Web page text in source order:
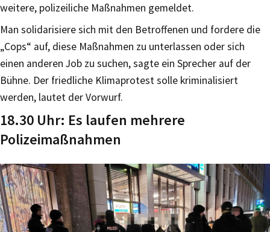
weitere, polizeiliche Maßnahmen gemeldet.
Man solidarisiere sich mit den Betroffenen und fordere die
„Cops“ auf, diese Maßnahmen zu unterlassen oder sich
einen anderen Job zu suchen, sagte ein Sprecher auf der
Bühne. Der friedliche Klimaprotest solle kriminalisiert
werden, lautet der Vorwurf.
18.30 Uhr: Es laufen mehrere
Polizeimaßnahmen